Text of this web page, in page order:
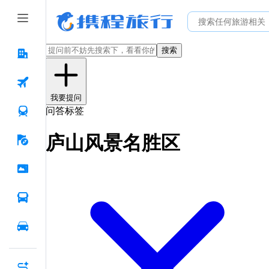
搜索
我要提问
问答标签
庐山风景名胜区